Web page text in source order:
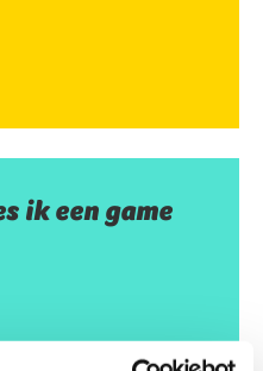
ik een game